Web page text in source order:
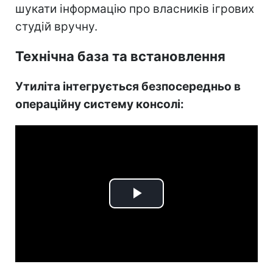
шукати інформацію про власників ігрових
студій вручну.
Технічна база та встановлення
Утиліта інтегрується безпосередньо в
операційну систему консолі:
Play